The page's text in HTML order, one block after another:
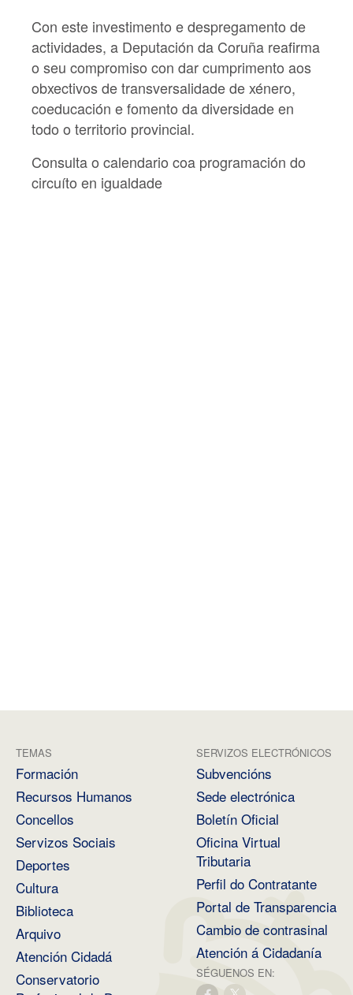
Con este investimento e despregamento de
actividades, a Deputación da Coruña reafirma
o seu compromiso con dar cumprimento aos
obxectivos de transversalidade de xénero,
coeducación e fomento da diversidade en
todo o territorio provincial.
Consulta o calendario coa programación do
circuíto en igualdade
TEMAS
Formación
Recursos Humanos
Concellos
Servizos Sociais
Deportes
Cultura
Biblioteca
Arquivo
Atención Cidadá
Conservatorio
SERVIZOS ELECTRÓNICOS
Subvencións
Sede electrónica
Boletín Oficial
Oficina Virtual
Tributaria
Perfil do Contratante
Portal de Transparencia
Cambio de contrasinal
Atención á Cidadanía
SÉGUENOS EN: